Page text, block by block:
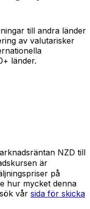
till andra länder
av valutarisker
länder.
NZD till
är
på
hur mycket denna
vår sida för skicka